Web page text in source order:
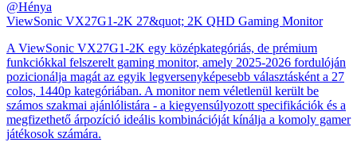
@Hénya
ViewSonic VX27G1-2K 27&quot; 2K QHD Gaming Monitor
A ViewSonic VX27G1-2K egy középkategóriás, de prémium
funkciókkal felszerelt gaming monitor, amely 2025-2026 fordulóján
pozicionálja magát az egyik legversenyképesebb választásként a 27
colos, 1440p kategóriában. A monitor nem véletlenül került be
számos szakmai ajánlólistára - a kiegyensúlyozott specifikációk és a
megfizethető árpozíció ideális kombinációját kínálja a komoly gamer
játékosok számára.